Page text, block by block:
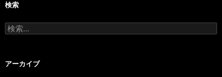
検索
検
索:
アーカイブ